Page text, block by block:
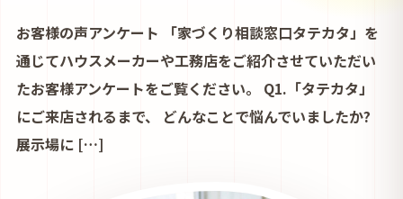
お客様の声アンケート 「家づくり相談窓口タテカタ」を
通じてハウスメーカーや工務店をご紹介させていただい
たお客様アンケートをご覧ください。 Q1.「タテカタ」
にご来店されるまで、 どんなことで悩んでいましたか?
展示場に […]